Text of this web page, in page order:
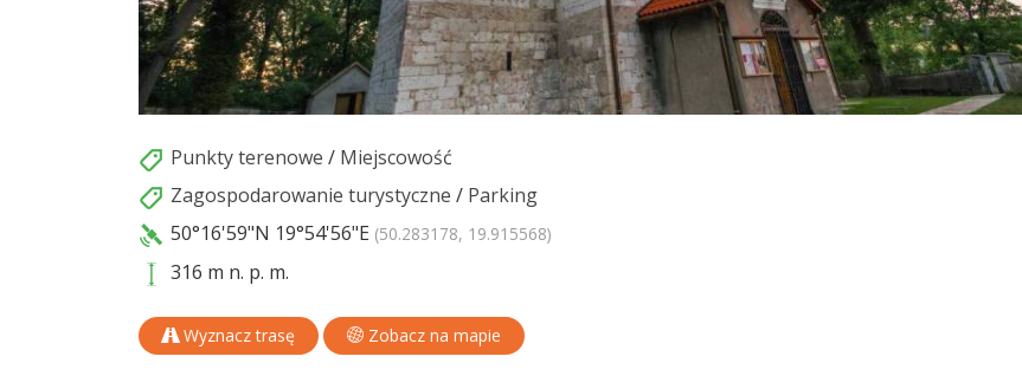
Punkty terenowe / Miejscowość
Zagospodarowanie turystyczne / Parking
50°16'59"N 19°54'56"E (50.283178, 19.915568)
316 m n. p. m.
Wyznacz trasę Zobacz na mapie